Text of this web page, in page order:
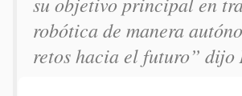
robótica de manera
retos hacia el futuro” dijo